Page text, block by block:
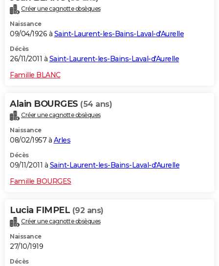
Créer une cagnotte obsèques
Naissance
09/04/1926 à Saint-Laurent-les-Bains-Laval-d'Aurelle
Décès
26/11/2011 à Saint-Laurent-les-Bains-Laval-d'Aurelle
Famille BLANC
Alain BOURGES (54 ans)
Créer une cagnotte obsèques
Naissance
08/02/1957 à Arles
Décès
09/11/2011 à Saint-Laurent-les-Bains-Laval-d'Aurelle
Famille BOURGES
Lucia FIMPEL (92 ans)
Créer une cagnotte obsèques
Naissance
27/10/1919
Décès